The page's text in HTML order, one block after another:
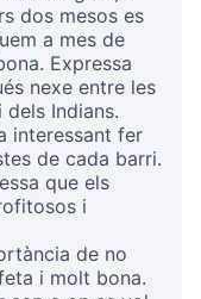
dos mesos es
a mes de
Expressa
nexe entre les
Indians.
interessant fer
de cada barri.
que els
i
de no
i molt bona.